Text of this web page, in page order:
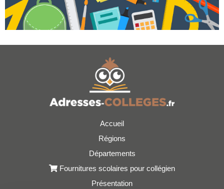
Accueil
Régions
Départements
Fournitures scolaires pour collégien
Présentation